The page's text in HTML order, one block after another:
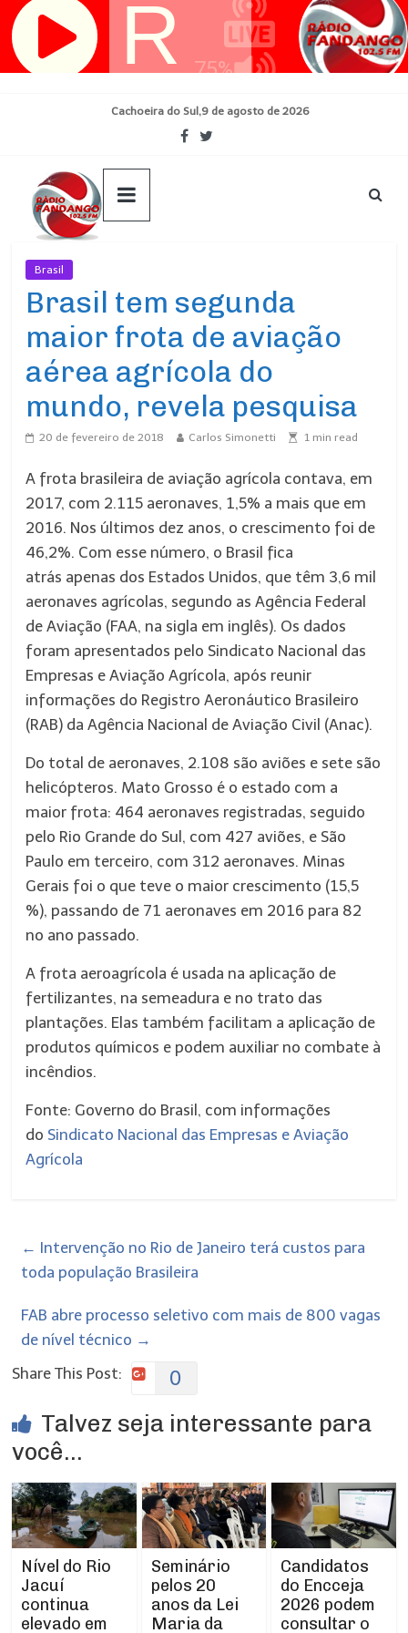
Pular
para
Cachoeira do Sul,9 de agosto de 2026
Brasil
Brasil tem segunda
maior frota de aviação
aérea agrícola do
mundo, revela pesquisa
20 de fevereiro de 2018 Carlos Simonetti 1 min read
A frota brasileira de aviação agrícola contava, em
2017, com 2.115 aeronaves, 1,5% a mais que em
2016. Nos últimos dez anos, o crescimento foi de
46,2%. Com esse número, o Brasil fica
atrás apenas dos Estados Unidos, que têm 3,6 mil
aeronaves agrícolas, segundo as Agência Federal
de Aviação (FAA, na sigla em inglês). Os dados
foram apresentados pelo Sindicato Nacional das
Empresas e Aviação Agrícola, após reunir
informações do Registro Aeronáutico Brasileiro
(RAB) da Agência Nacional de Aviação Civil (Anac).
Do total de aeronaves, 2.108 são aviões e sete são
helicópteros. Mato Grosso é o estado com a
maior frota: 464 aeronaves registradas, seguido
pelo Rio Grande do Sul, com 427 aviões, e São
Paulo em terceiro, com 312 aeronaves. Minas
Gerais foi o que teve o maior crescimento (15,5
%), passando de 71 aeronaves em 2016 para 82
no ano passado.
A frota aeroagrícola é usada na aplicação de
fertilizantes, na semeadura e no trato das
plantações. Elas também facilitam a aplicação de
produtos químicos e podem auxiliar no combate à
incêndios.
Fonte: Governo do Brasil, com informações
do Sindicato Nacional das Empresas e Aviação
Agrícola
← Intervenção no Rio de Janeiro terá custos para
toda população Brasileira
FAB abre processo seletivo com mais de 800 vagas
de nível técnico →
Share This Post:
0
Talvez seja interessante para
você...
Nível do Rio
Jacuí
continua
elevado em
Seminário
pelos 20
anos da Lei
Maria da
Candidatos
do Encceja
2026 podem
consultar o